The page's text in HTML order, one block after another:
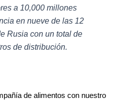
a 10,000 millones
en nueve de las 12
Rusia con un total de
de distribución.
de alimentos con nuestro